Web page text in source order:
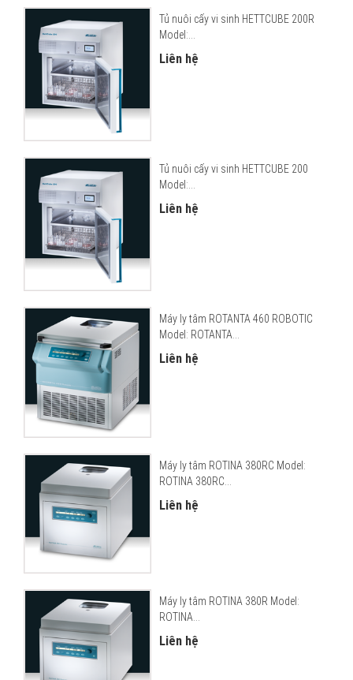
Tủ nuôi cấy vi sinh HETTCUBE 200R
Model:...
Liên hệ
Tủ nuôi cấy vi sinh HETTCUBE 200
Model:...
Liên hệ
Máy ly tâm ROTANTA 460 ROBOTIC
Model: ROTANTA...
Liên hệ
Máy ly tâm ROTINA 380RC Model:
ROTINA 380RC...
Liên hệ
Máy ly tâm ROTINA 380R Model:
ROTINA...
Liên hệ